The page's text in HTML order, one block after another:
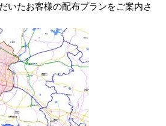
いたお客様の配布プランをご案内さ